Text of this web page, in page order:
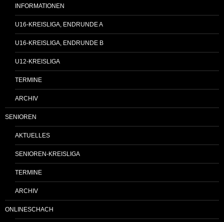
INFORMATIONEN
U16-KREISLIGA, ENDRUNDE A
U16-KREISLIGA, ENDRUNDE B
U12-KREISLIGA
TERMINE
ARCHIV
SENIOREN
AKTUELLES
SENIOREN-KREISLIGA
TERMINE
ARCHIV
ONLINESCHACH